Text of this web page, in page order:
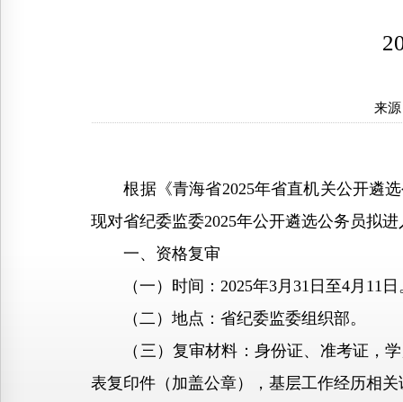
来
根据《青海省2025年省直机关公开遴选
现对省纪委监委2025年公开遴选公务员拟
一、资格复审
（一）时间：2025年3月31日至4月11日
（二）地点：省纪委监委组织部。
（三）复审材料：身份证、准考证，学
表复印件（加盖公章），基层工作经历相